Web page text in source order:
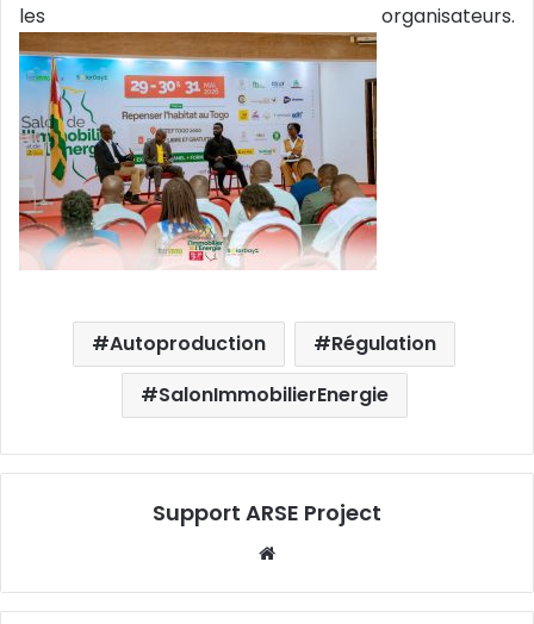
les organisateurs.
Autoproduction
Régulation
SalonImmobilierEnergie
Support ARSE Project
sit